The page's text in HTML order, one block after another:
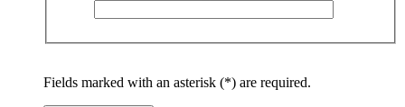
Fields marked with an asterisk (*) are required.